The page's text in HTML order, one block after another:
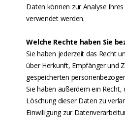
Daten können zur Analyse
verwendet werden.
Welche Rechte haben Sie
Sie haben jederzeit das Recht
über Herkunft, Empfänger und
gespeicherten
Sie haben außerdem ein
Löschung dieser Daten zu
Einwilligung zur